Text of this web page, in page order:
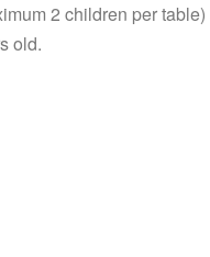
2 children per
old.